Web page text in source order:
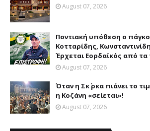
August 07, 2026
Ποντιακή υπόθεση ο
Κοτταρίδης,
Έρχεται Εορδαϊκός από τα
August 07, 2026
Όταν η Σκ΄ ρκα πιάνει το
η Κοζάνη «σείεται»!
August 07, 2026